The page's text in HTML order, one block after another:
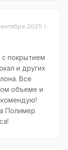
2025 г.
с покрытием
и других
Все
объеме и
Полимер